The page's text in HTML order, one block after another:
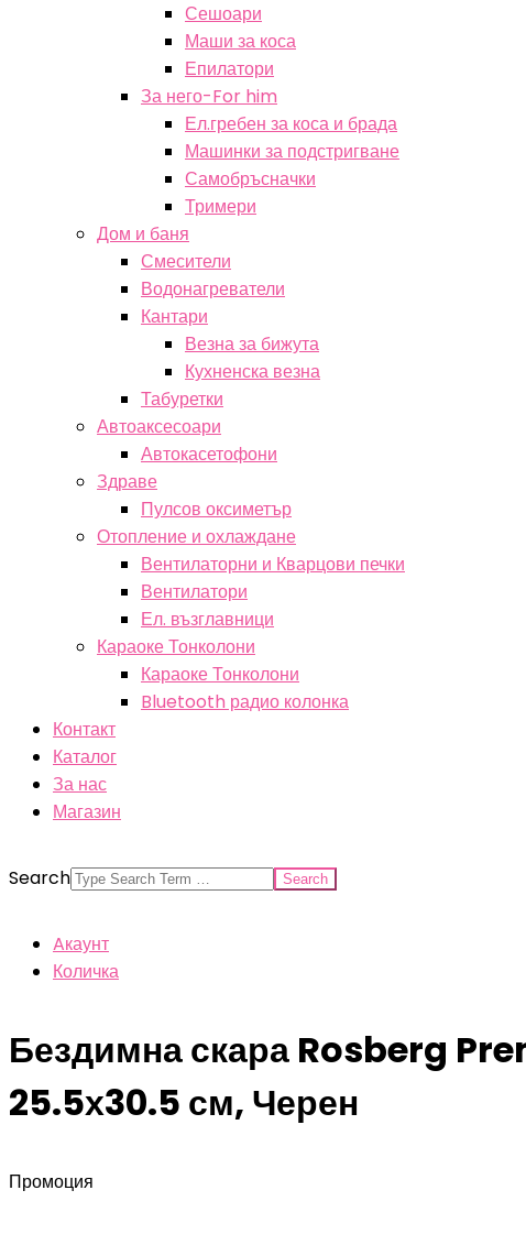
Сешоари
Маши за коса
Епилатори
За него-For him
Ел.гребен за коса и брада
Машинки за подстригване
Самобръсначки
Тримери
Дом и баня
Смесители
Водонагреватели
Кантари
Везна за бижута
Кухненска везна
Табуретки
Автоаксесоари
Автокасетофони
Здраве
Пулсов оксиметър
Отопление и охлаждане
Вентилаторни и Кварцови печки
Вентилатори
Ел. възглавници
Караоке Тонколони
Караоке Тонколони
Bluetooth радио колонка
Контакт
Каталог
За нас
Магазин
Search
Aкаунт
Количка
Бездимна скара Rosberg
25.5х30.5 см, Черен
Промоция